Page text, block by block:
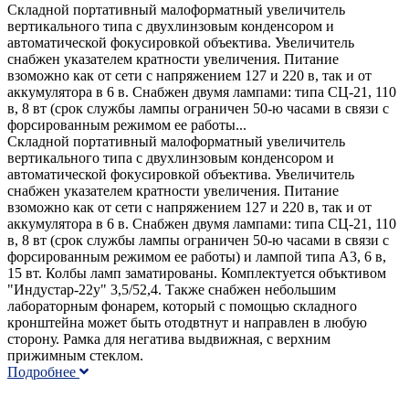
Складной портативный малоформатный увеличитель
вертикального типа с двухлинзовым конденсором и
автоматической фокусировкой объектива. Увеличитель
снабжен указателем кратности увеличения. Питание
взоможно как от сети с напряжением 127 и 220 в, так и от
аккумулятора в 6 в. Снабжен двумя лампами: типа СЦ-21, 110
в, 8 вт (срок службы лампы ограничен 50-ю часами в связи с
форсированным режимом ее работы...
Складной портативный малоформатный увеличитель
вертикального типа с двухлинзовым конденсором и
автоматической фокусировкой объектива. Увеличитель
снабжен указателем кратности увеличения. Питание
взоможно как от сети с напряжением 127 и 220 в, так и от
аккумулятора в 6 в. Снабжен двумя лампами: типа СЦ-21, 110
в, 8 вт (срок службы лампы ограничен 50-ю часами в связи с
форсированным режимом ее работы) и лампой типа А3, 6 в,
15 вт. Колбы ламп заматированы. Комплектуется объктивом
"Индустар-22у" 3,5/52,4. Также снабжен небольшим
лабораторным фонарем, который с помощью складного
кронштейна может быть отодвтнут и направлен в любую
сторону. Рамка для негатива выдвижная, с верхним
прижимным стеклом.
Подробнее